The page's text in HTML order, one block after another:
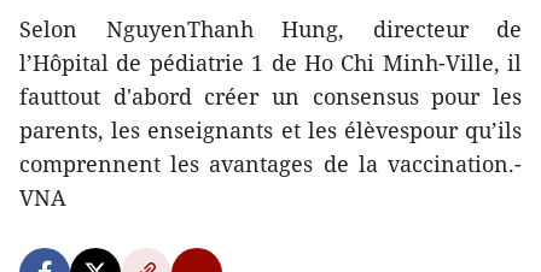
Selon NguyenThanh Hung, directeur de
l’Hôpital de pédiatrie 1 de Ho Chi Minh-Ville, il
fauttout d'abord créer un consensus pour les
parents, les enseignants et les élèvespour qu’ils
comprennent les avantages de la vaccination.-
VNA